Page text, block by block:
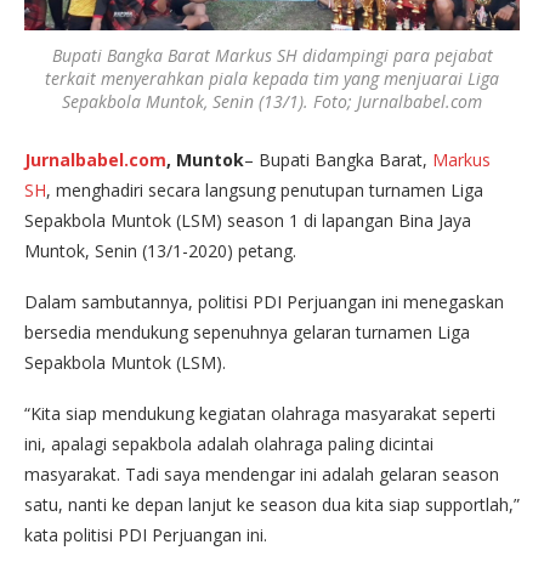
Bupati Bangka Barat Markus SH didampingi para pejabat
terkait menyerahkan piala kepada tim yang menjuarai Liga
Sepakbola Muntok, Senin (13/1). Foto; Jurnalbabel.com
Jurnalbabel.com, Muntok– Bupati Bangka Barat, Markus
SH, menghadiri secara langsung penutupan turnamen Liga
Sepakbola Muntok (LSM) season 1 di lapangan Bina Jaya
Muntok, Senin (13/1-2020) petang.
Dalam sambutannya, politisi PDI Perjuangan ini menegaskan
bersedia mendukung sepenuhnya gelaran turnamen Liga
Sepakbola Muntok (LSM).
“Kita siap mendukung kegiatan olahraga masyarakat seperti
ini, apalagi sepakbola adalah olahraga paling dicintai
masyarakat. Tadi saya mendengar ini adalah gelaran season
satu, nanti ke depan lanjut ke season dua kita siap supportlah,”
kata politisi PDI Perjuangan ini.